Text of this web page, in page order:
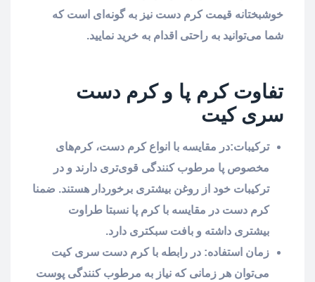
خوشبختانه قیمت کرم دست نیز به گونه‌ای است که
شما می‌توانید به راحتی اقدام به خرید نمایید.
تفاوت کرم پا و کرم دست
سری کیت
ترکیبات:در مقایسه با انواع کرم دست، کرم‌های
مخصوص پا مرطوب کنندگی قوی‌تری دارند و در
ترکیبات خود از روغن بیشتری برخوردار هستند. ضمنا
کرم دست در مقایسه با کرم پا نسبتا طراوت
بیشتری داشته و بافت سبکتری دارد.
زمان استفاده: در رابطه با کرم دست سری کیت
می‌توان هر زمانی که نیاز به مرطوب کنندگی پوست